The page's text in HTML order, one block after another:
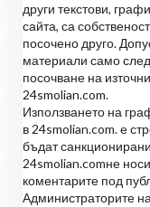
други текстови,
сайта, са
посочено друго.
материали само
посочване на
24smolian.com.
Използването на
в 24smolian.com. е
бъдат
24smolian.comне
коментарите под
Администраторите